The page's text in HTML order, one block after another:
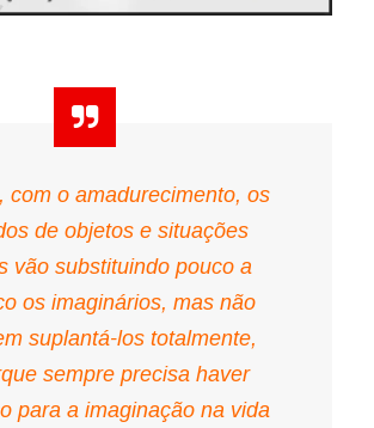
com o amadurecimento, os
de objetos e situações
vão substituindo pouco a
os imaginários, mas não
suplantá-los totalmente,
sempre precisa haver
para a imaginação na vida